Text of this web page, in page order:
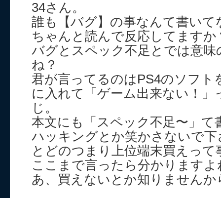
34さん。
誰も【バグ】の事なんて書いて
ちゃんと読んで反応してますか
バグとスペック不足とでは意
ね？
君が言ってるのはPS4のソフト
に入れて「ゲーム出来ない！」
じ。
本文にも「スペック不足〜」て
ハッキングとか笑かさないで下
とどのつまり上位端末買えって
ここまで言ったら分かりますよ
あ、買えないとか知りませんか